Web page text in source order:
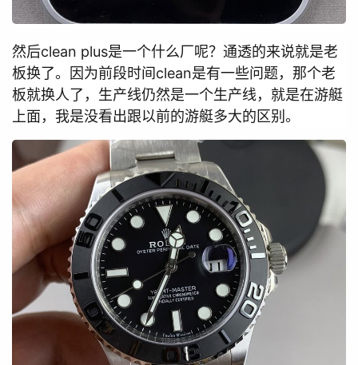
然后clean plus是一个什么厂呢？通透的来说就是老
板换了。因为前段时间clean是有一些问题，那个老
板就换人了，生产线仍然是一个生产线，就是在游艇
上面，我是没看出跟以前的游艇多大的区别。